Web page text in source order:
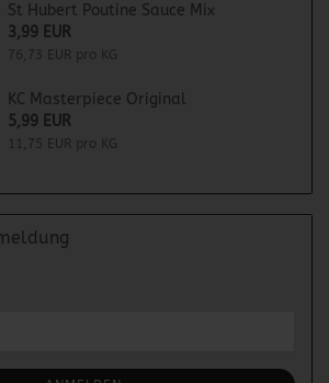
St Hubert Poutine Sauce Mix
3,99 EUR
76,73 EUR pro KG
KC Masterpiece Original
5,99 EUR
11,75 EUR pro KG